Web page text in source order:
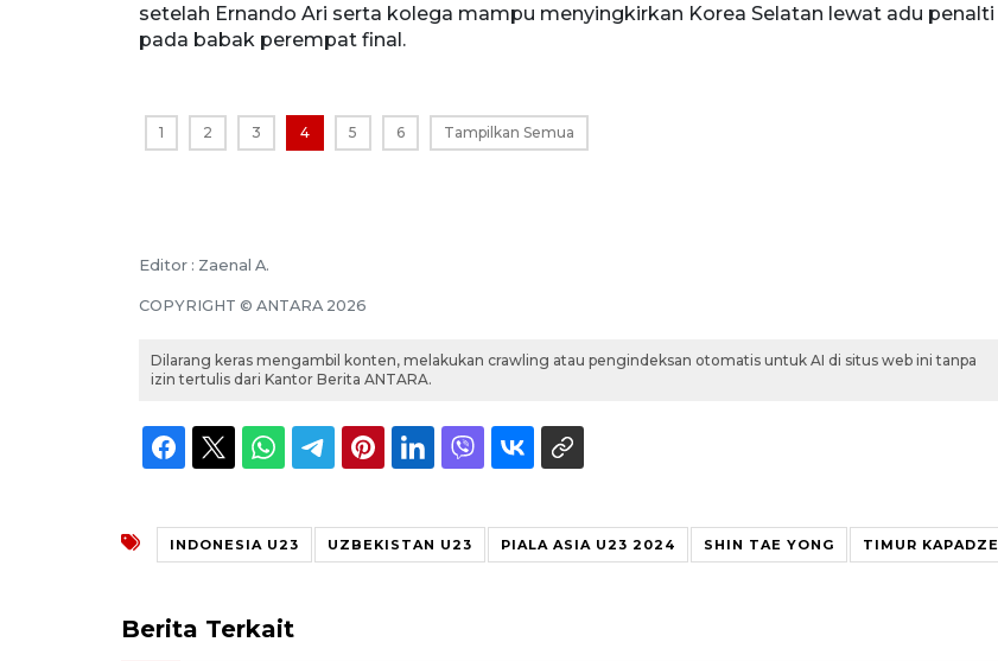
setelah Ernando Ari serta kolega mampu menyingkirkan Korea Selatan lewat adu penalti
pada babak perempat final.
1 2 3 4 5 6 Tampilkan Semua
Editor : Zaenal A.
COPYRIGHT © ANTARA 2026
Dilarang keras mengambil konten, melakukan crawling atau pengindeksan otomatis untuk AI di situs web ini tanpa
izin tertulis dari Kantor Berita ANTARA.
INDONESIA U23 UZBEKISTAN U23 PIALA ASIA U23 2024 SHIN TAE YONG TIMUR KAPADZE
Berita Terkait